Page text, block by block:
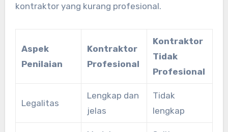
kontraktor yang kurang profesional.
Aspek
Penilaian
Kontraktor
Profesional
Kontraktor
Tidak
Profesional
Legalitas
Lengkap dan
jelas
Tidak
lengkap